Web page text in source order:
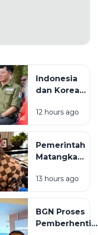
Indonesia
dan Korea
Bangun Pusat
Pengendalian
Sumatera
Selatan untuk
Kebakaran
Hutan
12 hours ago
Pemerintah
Matangkan
Buku Ajar
Nasional,
Soroti
Kualitas
13 hours ago
BGN Proses